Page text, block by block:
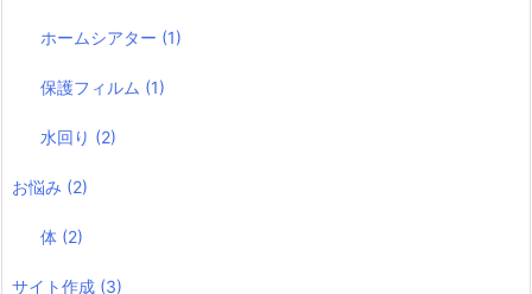
ホームシアター (1)
保護フィルム (1)
水回り (2)
お悩み (2)
体 (2)
サイト作成 (3)